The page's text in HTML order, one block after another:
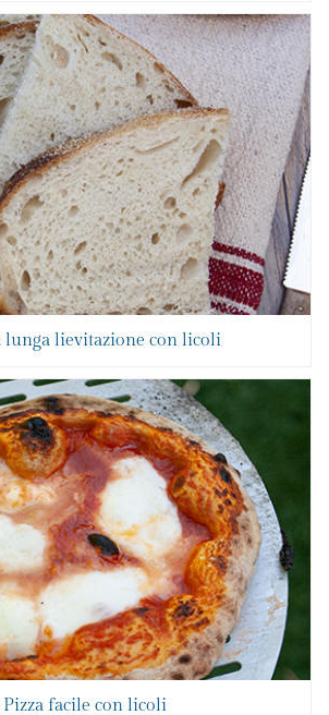
lunga lievitazione con licoli
Pizza facile con licoli